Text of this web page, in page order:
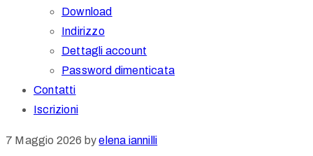
Download
Indirizzo
Dettagli account
Password dimenticata
Contatti
Iscrizioni
7 Maggio 2026 by elena iannilli